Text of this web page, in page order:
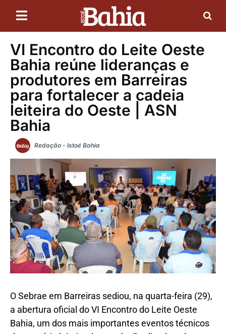
VI Encontro do Leite Oeste
Bahia reúne lideranças e
produtores em Barreiras
para fortalecer a cadeia
leiteira do Oeste | ASN
Bahia
Redação - Istoé Bahia
O Sebrae em Barreiras sediou, na quarta-feira (29),
a abertura oficial do VI Encontro do Leite Oeste
Bahia, um dos mais importantes eventos técnicos